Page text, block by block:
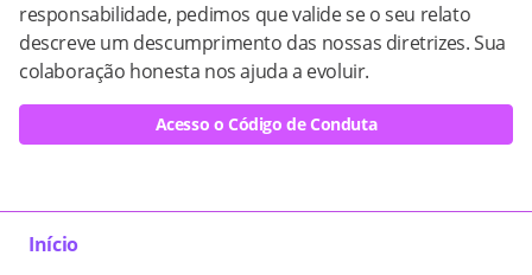
responsabilidade, pedimos que valide se o seu relato
descreve um descumprimento das nossas diretrizes. Sua
colaboração honesta nos ajuda a evoluir.
Acesso o Código de Conduta
Início